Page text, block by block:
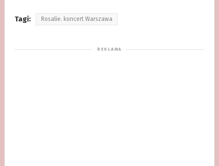
Tagi: Rosalie. koncert Warszawa